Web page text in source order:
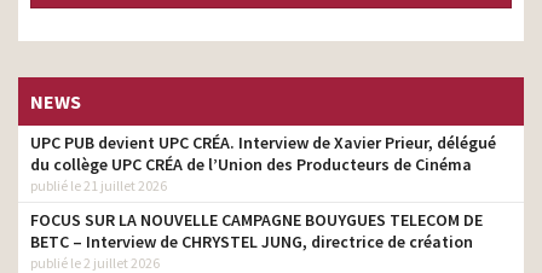
NEWS
UPC PUB devient UPC CRÉA. Interview de Xavier Prieur, délégué
du collège UPC CRÉA de l’Union des Producteurs de Cinéma
publié le 21 juillet 2026
FOCUS SUR LA NOUVELLE CAMPAGNE BOUYGUES TELECOM DE
BETC – Interview de CHRYSTEL JUNG, directrice de création
publié le 2 juillet 2026